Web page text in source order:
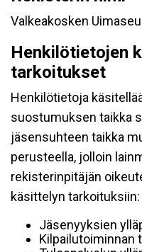
Valkeakosken
Henkilötietojen
tarkoitukset
Henkilötietoja
suostumuksen taikka
jäsensuhteen taikka
perusteella, jolloin
rekisterinpitäjän
käsittelyn tarkoituksiin:
Jäsenyyksien
Kilpailutoiminnan